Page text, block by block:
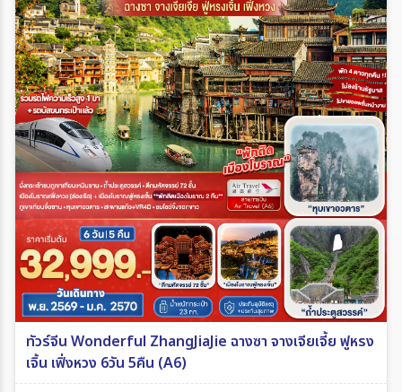
ทัวร์จีน Wonderful ZhangJiaJie ฉางซา จางเจียเจี้ย ฟูหรง
เจิ้น เฟิ่งหวง 6วัน 5คืน (A6)